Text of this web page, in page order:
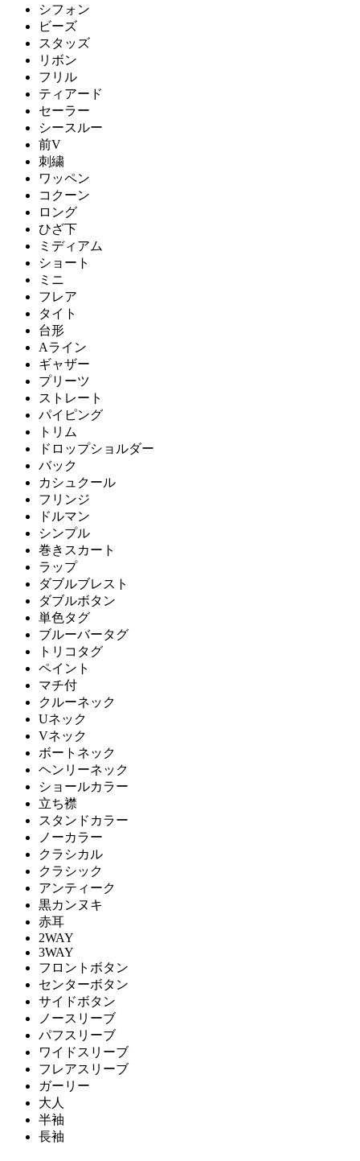
シフォン
ビーズ
スタッズ
リボン
フリル
ティアード
セーラー
シースルー
前V
刺繍
ワッペン
コクーン
ロング
ひざ下
ミディアム
ショート
ミニ
フレア
タイト
台形
Aライン
ギャザー
プリーツ
ストレート
パイピング
トリム
ドロップショルダー
バック
カシュクール
フリンジ
ドルマン
シンプル
巻きスカート
ラップ
ダブルブレスト
ダブルボタン
単色タグ
ブルーバータグ
トリコタグ
ペイント
マチ付
クルーネック
Uネック
Vネック
ボートネック
ヘンリーネック
ショールカラー
立ち襟
スタンドカラー
ノーカラー
クラシカル
クラシック
アンティーク
黒カンヌキ
赤耳
2WAY
3WAY
フロントボタン
センターボタン
サイドボタン
ノースリーブ
パフスリーブ
ワイドスリーブ
フレアスリーブ
ガーリー
大人
半袖
長袖